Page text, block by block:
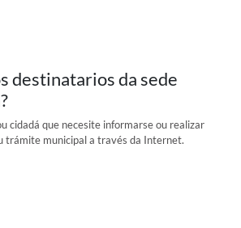
destinatarios da sede
cidadá que necesite informarse ou realizar
trámite municipal a través da Internet.